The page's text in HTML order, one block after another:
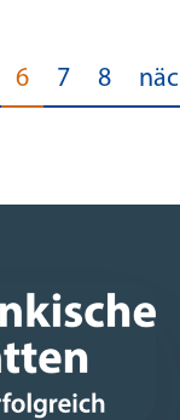
6 7 8